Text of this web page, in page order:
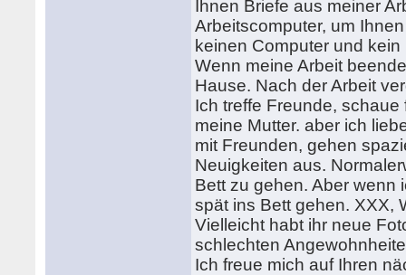
Ihnen Briefe aus meiner
Arbeitscomputer, um
keinen Computer und
Wenn meine Arbeit
Hause. Nach der Arbeit
Ich treffe Freunde,
meine Mutter. aber ich
mit Freunden, gehen
Neuigkeiten aus.
Bett zu gehen. Aber wenn
spät ins Bett gehen. XXX,
Vielleicht habt ihr neue
schlechten
Ich freue mich auf Ihren